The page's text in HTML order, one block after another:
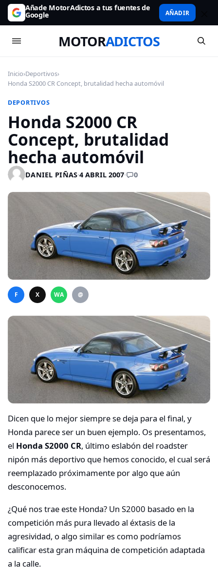
Añade MotorAdictos a tus fuentes de
Google AÑADIR
MOTORADICTOS
Inicio›Deportivos›
Honda S2000 CR Concept, brutalidad hecha automóvil
DEPORTIVOS
Honda S2000 CR
Concept, brutalidad
hecha automóvil
DANIEL PIÑAS·4 ABRIL 2007· 0
F X WA @
Dicen que lo mejor siempre se deja para el final, y
Honda parece ser un buen ejemplo. Os presentamos,
el Honda S2000 CR, último eslabón del roadster
nipón más deportivo que hemos conocido, el cual será
reemplazado próximamente por algo que aún
desconocemos.
¿Qué nos trae este Honda? Un S2000 basado en la
competición más pura llevado al éxtasis de la
agresividad, o algo similar es como podríamos
calificar esta gran máquina de competición adaptada
a la calle.